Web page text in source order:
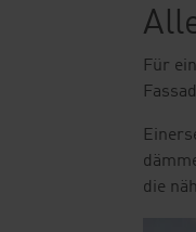
Für
die